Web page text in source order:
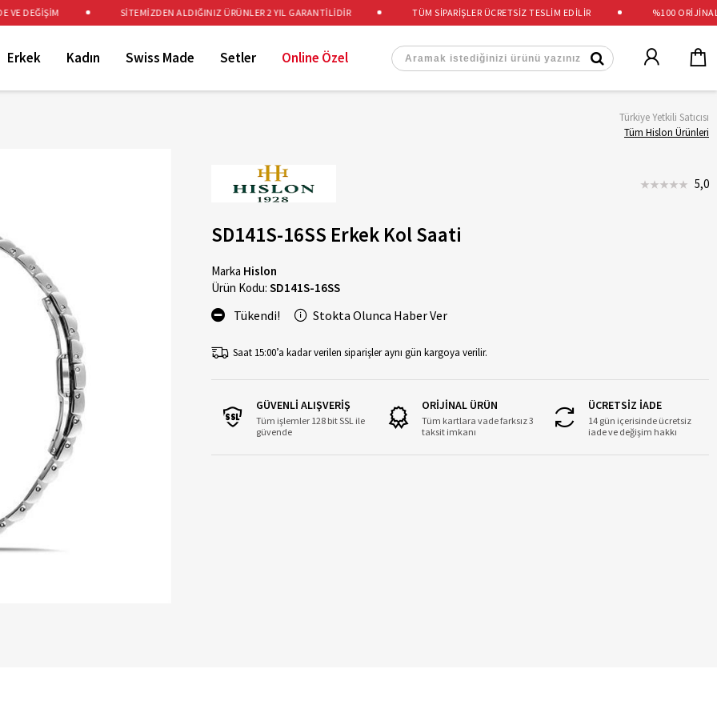
TÜM SİPARİŞLER ÜCRETSİZ TESLİM EDİLİR %100 ORİJİNAL
DEĞİŞİM SİTEMİZDEN ALDIĞINIZ ÜRÜNLER 2 YIL GARANTİLİDİR
Erkek Kadın Swiss Made Setler Online Özel
Türkiye Yetkili Satıcısı
Tüm Hislon Ürünleri
5,0
SD141S-16SS Erkek Kol Saati
Marka Hislon
Ürün Kodu: SD141S-16SS
Tükendi! Stokta Olunca Haber Ver
Saat 15:00’a kadar verilen siparişler aynı gün kargoya verilir.
GÜVENLİ ALIŞVERİŞ
Tüm işlemler 128 bit SSL ile
güvende
ORİJİNAL ÜRÜN
Tüm kartlara vade farksız 3
taksit imkanı
ÜCRETSİZ İADE
14 gün içerisinde ücretsiz
iade ve değişim hakkı